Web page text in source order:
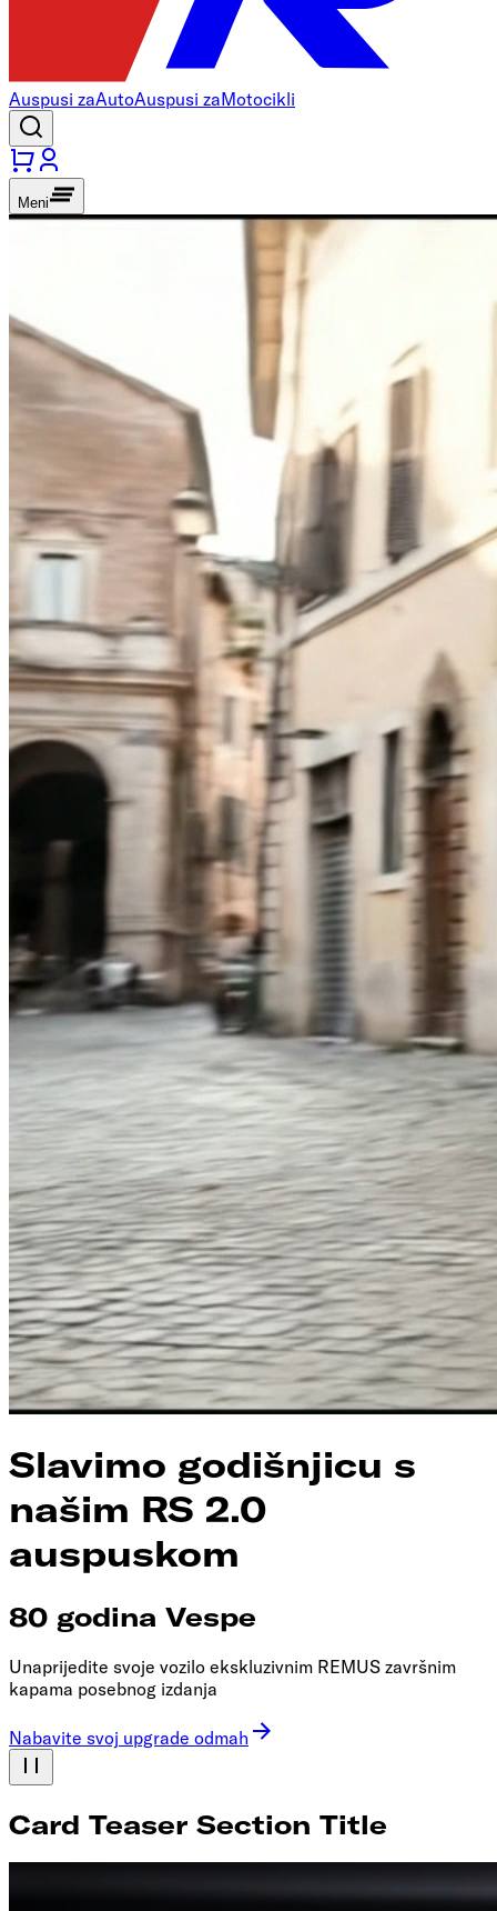
Auspusi zaAutoAuspusi zaMotocikli
Meni
Slavimo godišnjicu s
našim RS 2.0
auspuskom
80 godina Vespe
Unaprijedite svoje vozilo ekskluzivnim REMUS završnim
kapama posebnog izdanja
Nabavite svoj upgrade odmah
Card Teaser Section Title